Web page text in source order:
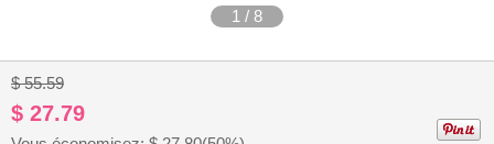
1 / 8
$ 55.59
$ 27.79